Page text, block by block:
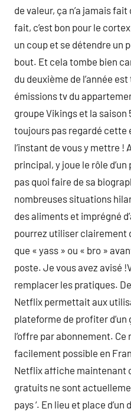
de valeur, ça n’a jamais
fait, c’est bon pour le
un coup et se détendre un
bout. Et cela tombe bien
du deuxième de l’année
émissions tv du
groupe Vikings et la saison
toujours pas regardé cette
l’instant de vous y mettre !
principal, y joue le rôle
pas quoi faire de sa
nombreuses situations
des aliments et imprégné
pourrez utiliser clairement
que « yass » ou « bro »
poste. Je vous avez avisé
remplacer les pratiques.
Netflix permettait aux
plateforme de profiter
l’offre par abonnement. Ce
facilement possible en
Netflix affiche maintenant
gratuits ne sont
pays ‘. En lieu et place